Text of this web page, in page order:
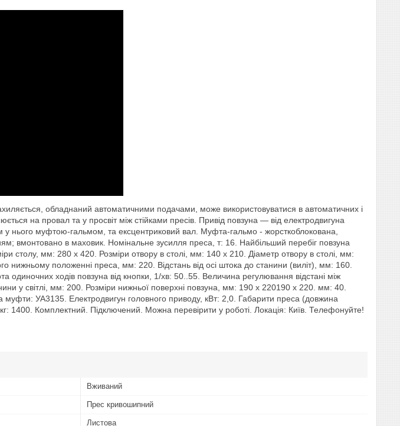
обладнаний автоматичними подачами, може використовуватися в автоматичних і
на провал та у просвіт між стійками пресів. Привід повзуна — від електродвигуна
у нього муфтою-гальмом, та ексцентриковий вал. Муфта-гальмо - жорсткоблокована,
вмонтовано в маховик. Номінальне зусилля преса, т: 16. Найбільший перебіг повзуна
столу, мм: 280 х 420. Розміри отвору в столі, мм: 140 х 210. Діаметр отвору в столі, мм:
нижньому положенні преса, мм: 220. Відстань від осі штока до станини (виліт), мм: 160.
одиночних ходів повзуна від кнопки, 1/хв: 50..55. Величина регулювання відстані між
у світлі, мм: 200. Розміри нижньої поверхні повзуна, мм: 190 х 220190 х 220. мм: 40.
УА3135. Електродвигун головного приводу, кВт: 2,0. Габарити преса (довжина
1400. Комплектний. Підключений. Можна перевірити у роботі. Локація: Київ. Телефонуйте!
Вживаний
Прес кривошипний
Листова